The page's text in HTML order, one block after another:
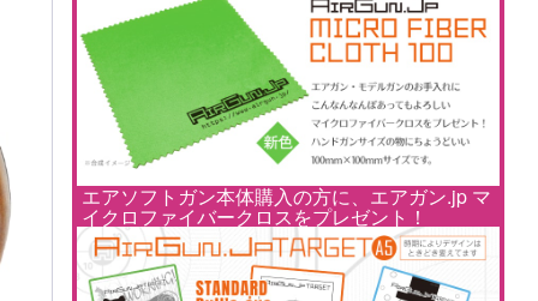
エアソフトガン本体購入の方に、エアガン.jp マ
イクロファイバークロスをプレゼント！